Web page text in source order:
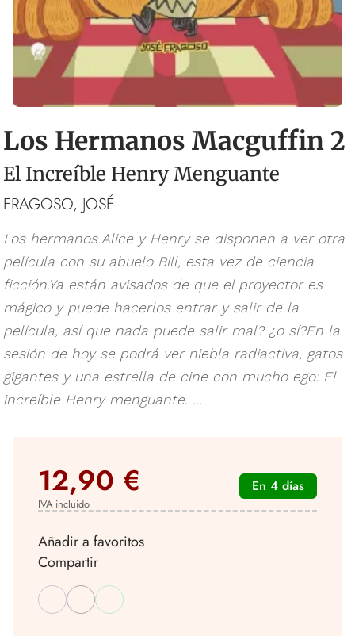
Los Hermanos Macguffin 2
El Increíble Henry Menguante
FRAGOSO, JOSÉ
Los hermanos Alice y Henry se disponen a ver otra
película con su abuelo Bill, esta vez de ciencia
ficción.Ya están avisados de que el proyector es
mágico y puede hacerlos entrar y salir de la
película, así que nada puede salir mal? ¿o sí?En la
sesión de hoy se podrá ver niebla radiactiva, gatos
gigantes y una estrella de cine con mucho ego: El
increíble Henry menguante. ...
12,90 €
IVA incluido
En 4 días
Añadir a favoritos
Compartir